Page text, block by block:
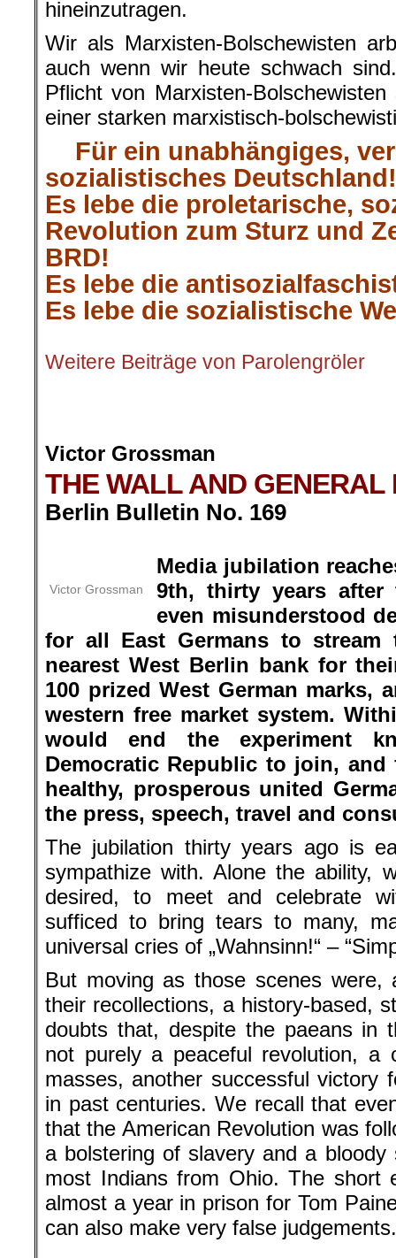
hineinzutragen.
Wir als Marxisten-Bolschewisten
auch wenn wir heute schwach
Pflicht von Marxisten-
einer starken marxistisch-
Für ein unabhängiges,
sozialistisches Deutschland!
Es lebe die proletarische,
Revolution zum Sturz und
BRD!
Es lebe die
Es lebe die sozialistische
Weitere Beiträge von Parolengröler
Victor Grossman
THE WALL AND GENERAL
Berlin Bulletin No. 169
Victor Grossman
Media jubilation
9th, thirty years after
even misunderstood
for all East Germans to
nearest West Berlin bank for
100 prized West German marks,
western free market system.
would end the experiment
Democratic Republic to join,
healthy, prosperous united
the press, speech, travel and
The jubilation thirty years ago is
sympathize with. Alone the ability,
desired, to meet and celebrate
sufficed to bring tears to many,
universal cries of „Wahnsinn!“ –
But moving as those scenes
their recollections, a history-based,
doubts that, despite the paeans in
not purely a peaceful revolution, a
masses, another successful victory
in past centuries. We recall that
that the American Revolution was
a bolstering of slavery and a
most Indians from Ohio. The short
almost a year in prison for Tom
can also make very false judgements.